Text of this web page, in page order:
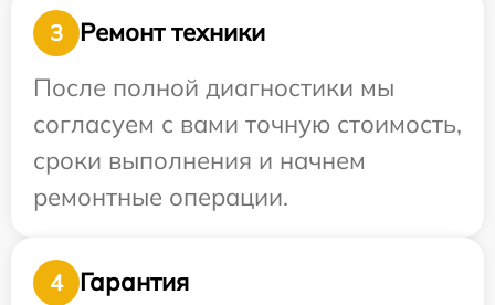
3
Ремонт техники
После полной диагностики мы
согласуем с вами точную стоимость,
сроки выполнения и начнем
ремонтные операции.
4
Гарантия